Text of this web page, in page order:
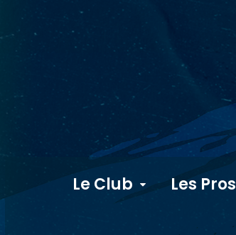
Le Club Les Pros